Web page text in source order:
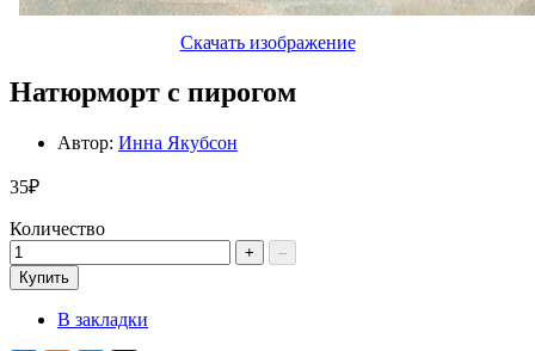
Скачать изображение
Натюрморт с пирогом
Автор: Инна Якубсон
35₽
Количество
+
–
Купить
В закладки